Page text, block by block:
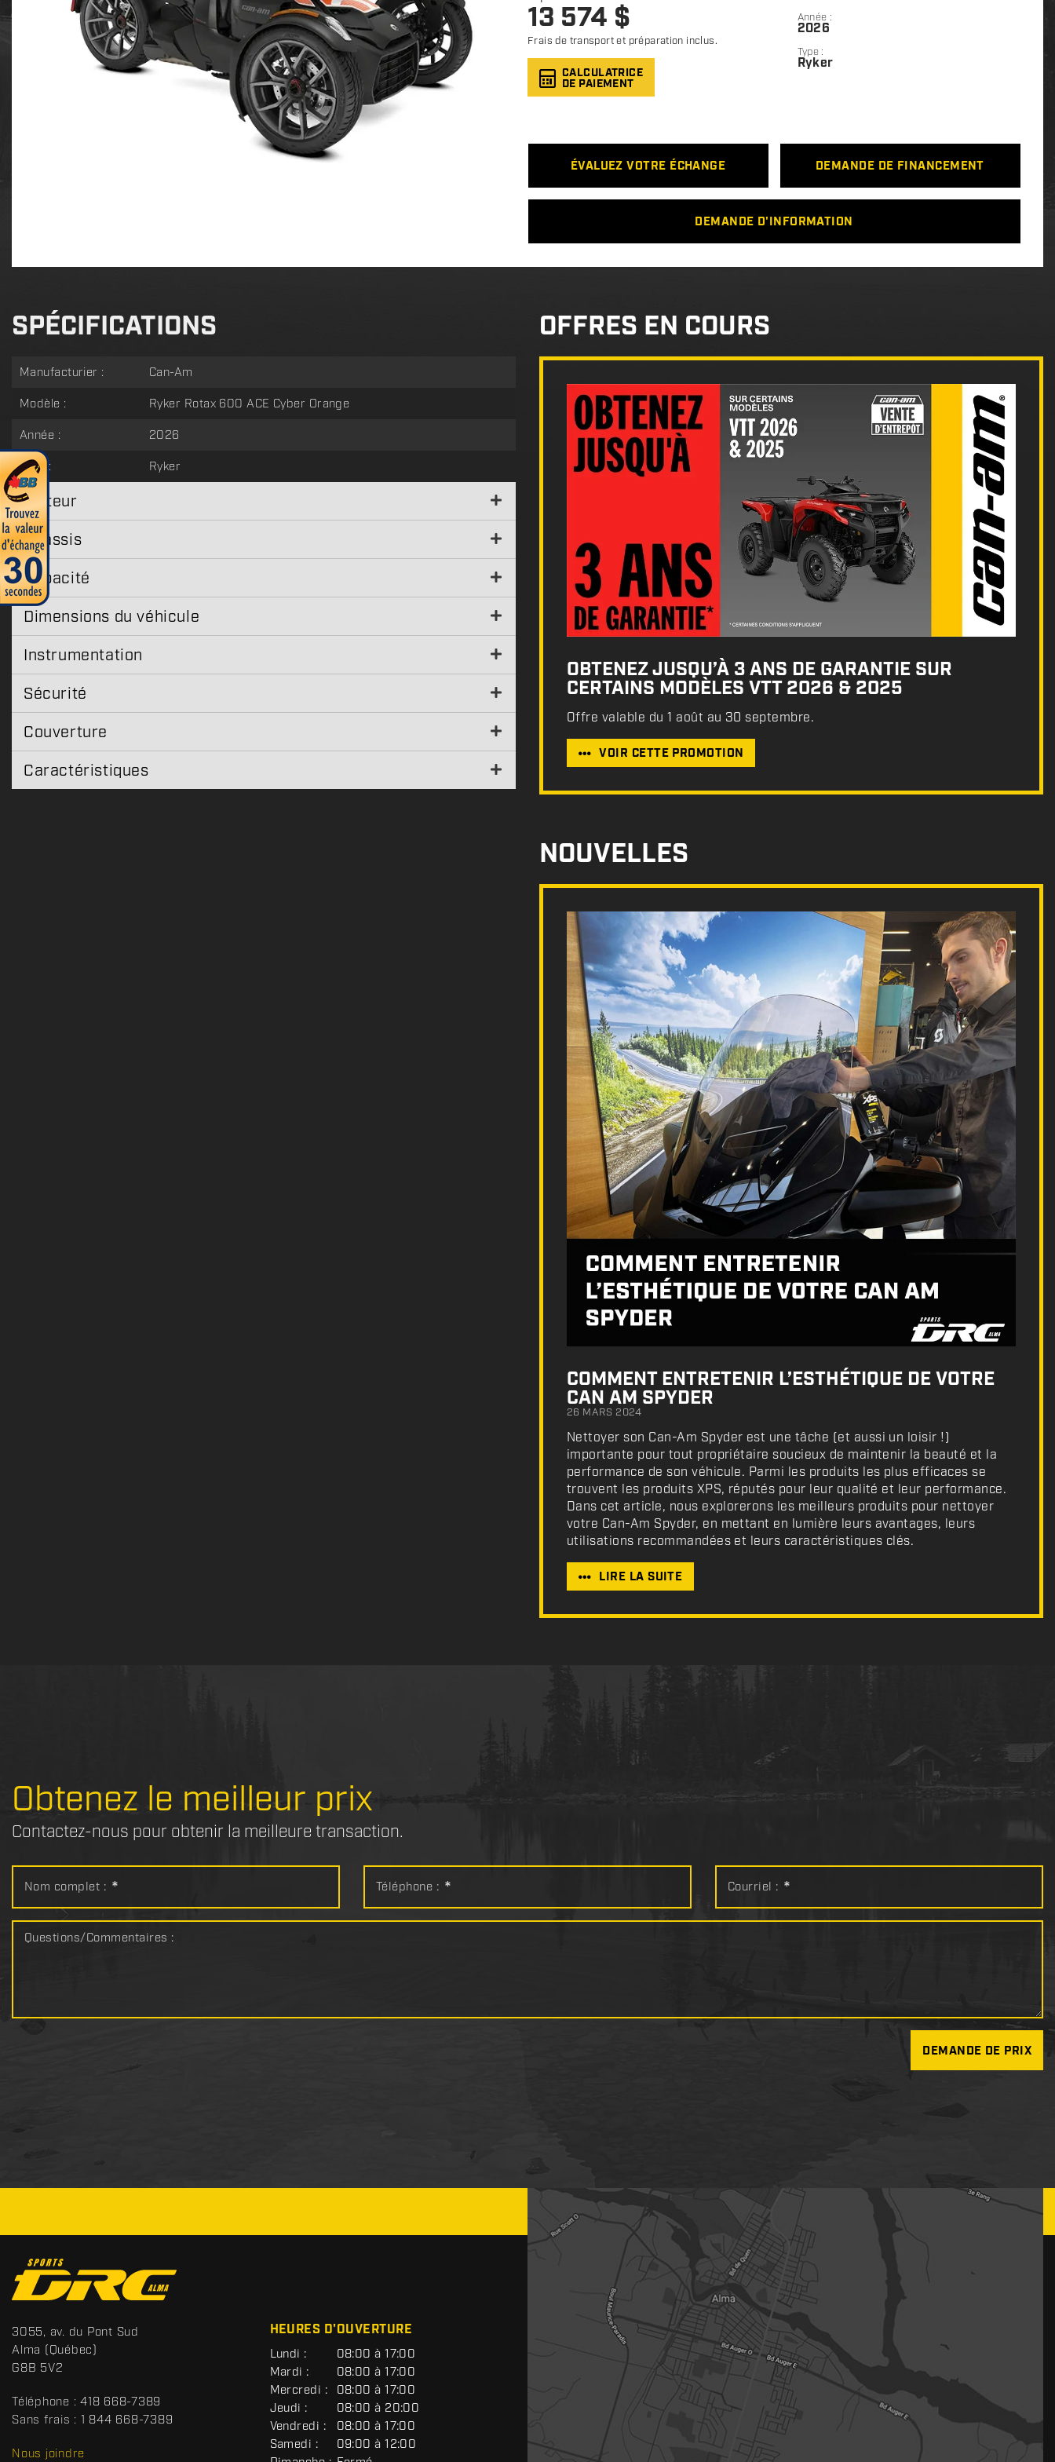
13 574 $
Frais de transport et préparation inclus.
CALCULATRICE
DE PAIEMENT
Année :
2026
Type :
Ryker
ÉVALUEZ VOTRE ÉCHANGE DEMANDE DE FINANCEMENT
DEMANDE D'INFORMATION
SPÉCIFICATIONS
Manufacturier :
Can-Am
Modèle :
Ryker Rotax 600 ACE Cyber Orange
Année :
2026
Type :
Ryker
Moteur
Châssis
Capacité
Dimensions du véhicule
Instrumentation
Sécurité
Couverture
Caractéristiques
OFFRES EN COURS
OBTENEZ JUSQU’À 3 ANS DE GARANTIE SUR
CERTAINS MODÈLES VTT 2026 & 2025
Offre valable du 1 août au 30 septembre.
VOIR CETTE PROMOTION
NOUVELLES
COMMENT ENTRETENIR L’ESTHÉTIQUE DE VOTRE
CAN AM SPYDER
26 MARS 2024
Nettoyer son Can-Am Spyder est une tâche (et aussi un loisir !)
importante pour tout propriétaire soucieux de maintenir la beauté et la
performance de son véhicule. Parmi les produits les plus efficaces se
trouvent les produits XPS, réputés pour leur qualité et leur performance.
Dans cet article, nous explorerons les meilleurs produits pour nettoyer
votre Can-Am Spyder, en mettant en lumière leurs avantages, leurs
utilisations recommandées et leurs caractéristiques clés.
LIRE LA SUITE
Obtenez le meilleur prix
Contactez-nous pour obtenir la meilleure transaction.
Nom complet : * Téléphone : * Courriel : *
Questions/Commentaires :
DEMANDE DE PRIX
o
n
t
a
c
t
S
p
o
t
s
R
3055, av. du Pont Sud
Alma (Québec)
G8B 5V2
Téléphone : 418 668-7389
Sans frais : 1 844 668-7389
Nous joindre
HEURES D'OUVERTURE
G
É
N
É
R
A
L
Lundi :
08:00 à 17:00
Mardi :
08:00 à 17:00
Mercredi :
08:00 à 17:00
Jeudi :
08:00 à 20:00
Vendredi :
08:00 à 17:00
Samedi :
09:00 à 12:00